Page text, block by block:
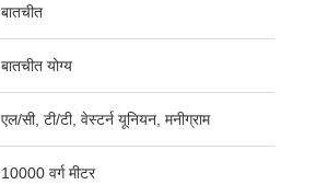
बातचीत
बातचीत योग्य
एल/सी, टी/टी, वेस्टर्न यूनियन, मनीग्राम
10000 वर्ग मीटर